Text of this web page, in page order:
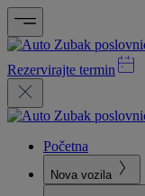
Rezervirajte termin
Početna
Nova vozila